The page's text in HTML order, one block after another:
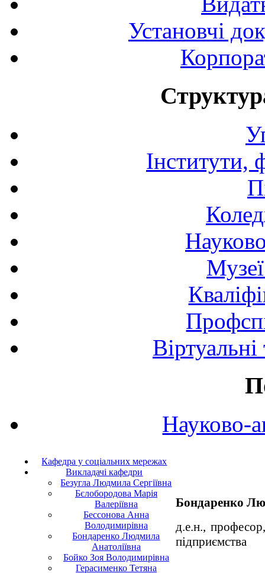
Установчі
Інститути,
Науково-
Кафедра у соціальних мережах
Викладачі кафедри
Безугла Людмила Сергіївна
Бєлобородова Марія
Валеріївна
Бессонова Анна
Володимирівна
Бондаренко Людмила
Анатоліївна
Бойко Зоя Володимирівна
Герасименко Тетяна
Бондаренко
д.е.н.,
підприємства